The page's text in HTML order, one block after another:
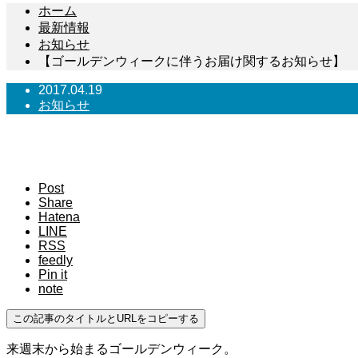
ホーム
最新情報
お知らせ
【ゴールデンウィークに伴うお届け関するお知らせ】
2017.04.19
お知らせ
Post
Share
Hatena
LINE
RSS
feedly
Pin it
note
この記事のタイトルとURLをコピーする
来週末から始まるゴールデンウィーク。